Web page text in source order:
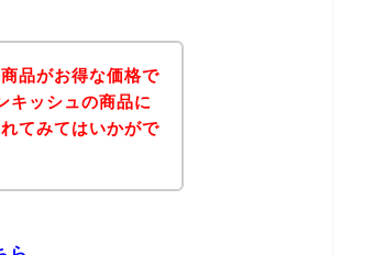
品がお得な価格で
キッシュの商品に
てみてはいかがで